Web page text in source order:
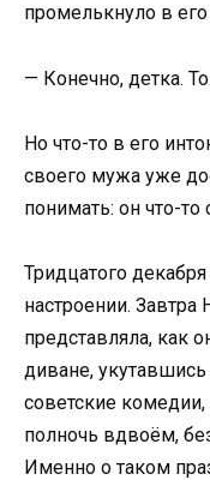
промелькнуло в его
— Конечно, детка.
Но что-то в его
своего мужа уже
понимать: он что-то
Тридцатого
настроении.
представляла, как
диване,
советские
полночь вдвоём,
Именно о таком